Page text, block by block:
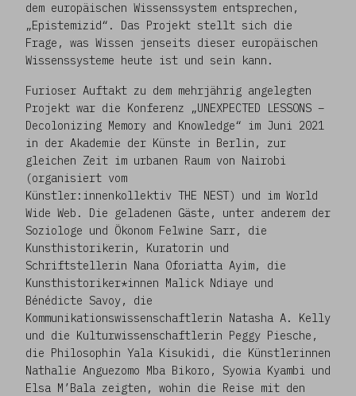
dem europäischen Wissenssystem entsprechen,
„Epistemizid“. Das Projekt stellt sich die
Frage, was Wissen jenseits dieser europäischen
Wissenssysteme heute ist und sein kann.
Furioser Auftakt zu dem mehrjährig angelegten
Projekt war die Konferenz „UNEXPECTED LESSONS –
Decolonizing Memory and Knowledge“ im Juni 2021
in der Akademie der Künste in Berlin, zur
gleichen Zeit im urbanen Raum von Nairobi
(organisiert vom
Künstler:innenkollektiv THE NEST) und im World
Wide Web. Die geladenen Gäste, unter anderem der
Soziologe und Ökonom Felwine Sarr, die
Kunsthistorikerin, Kuratorin und
Schriftstellerin Nana Oforiatta Ayim, die
Kunsthistoriker*innen Malick Ndiaye und
Bénédicte Savoy, die
Kommunikationswissenschaftlerin Natasha A. Kelly
und die Kulturwissenschaftlerin Peggy Piesche,
die Philosophin Yala Kisukidi, die Künstlerinnen
Nathalie Anguezomo Mba Bikoro, Syowia Kyambi und
Elsa M’Bala zeigten, wohin die Reise mit den